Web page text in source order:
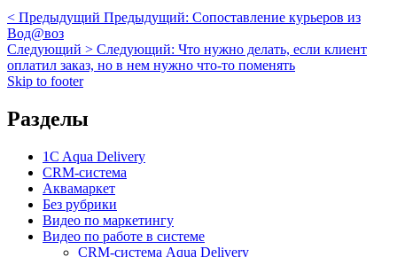
< Предыдущий Предыдущий: Сопоставление курьеров из
Вод@воз
Следующий > Следующий: Что нужно делать, если клиент
оплатил заказ, но в нем нужно что-то поменять
Skip to footer
Разделы
1C Aqua Delivery
CRM-система
Аквамаркет
Без рубрики
Видео по маркетингу
Видео по работе в системе
CRM-система Aqua Delivery